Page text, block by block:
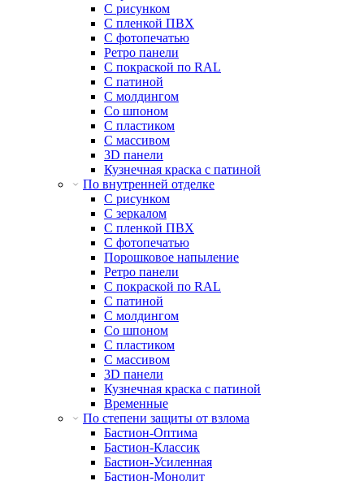
С рисунком
С пленкой ПВХ
С фотопечатью
Ретро панели
С покраской по RAL
С патиной
С молдингом
Со шпоном
С пластиком
С массивом
3D панели
Кузнечная краска с патиной
По внутренней отделке
С рисунком
С зеркалом
С пленкой ПВХ
С фотопечатью
Порошковое напыление
Ретро панели
С покраской по RAL
С патиной
С молдингом
Со шпоном
С пластиком
С массивом
3D панели
Кузнечная краска с патиной
Временные
По степени защиты от взлома
Бастион-Оптима
Бастион-Классик
Бастион-Усиленная
Бастион-Монолит